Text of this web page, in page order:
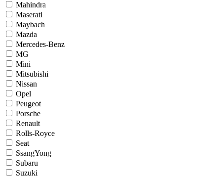
Mahindra
Maserati
Maybach
Mazda
Mercedes-Benz
MG
Mini
Mitsubishi
Nissan
Opel
Peugeot
Porsche
Renault
Rolls-Royce
Seat
SsangYong
Subaru
Suzuki